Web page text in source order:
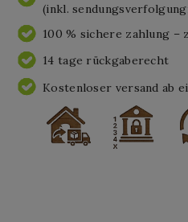
(inkl.
100 % sichere zahlung –
14 tage rückgaberecht
Kostenloser versand ab